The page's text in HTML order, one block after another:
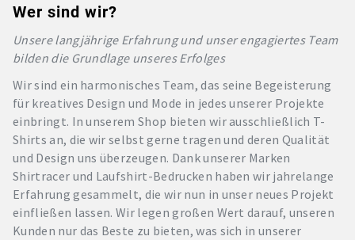
Wer sind wir?
Unsere langjährige Erfahrung und unser engagiertes Team
bilden die Grundlage unseres Erfolges
Wir sind ein harmonisches Team, das seine Begeisterung
für kreatives Design und Mode in jedes unserer Projekte
einbringt. In unserem Shop bieten wir ausschließlich T-
Shirts an, die wir selbst gerne tragen und deren Qualität
und Design uns überzeugen. Dank unserer Marken
Shirtracer und Laufshirt-Bedrucken haben wir jahrelange
Erfahrung gesammelt, die wir nun in unser neues Projekt
einfließen lassen. Wir legen großen Wert darauf, unseren
Kunden nur das Beste zu bieten, was sich in unserer